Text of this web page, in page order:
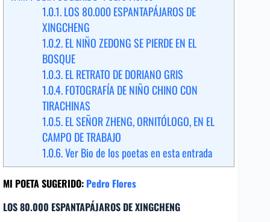
1.0.1.LOS 80.000 ESPANTAPÁJAROS DE
XINGCHENG
1.0.2.EL NIÑO ZEDONG SE PIERDE EN EL
BOSQUE
1.0.3.EL RETRATO DE DORIANO GRIS
1.0.4.FOTOGRAFÍA DE NIÑO CHINO CON
TIRACHINAS
1.0.5.EL SEÑOR ZHENG, ORNITÓLOGO, EN EL
CAMPO DE TRABAJO
1.0.6.Ver Bio de los poetas en esta entrada
MI POETA SUGERIDO: Pedro Flores
LOS 80.000 ESPANTAPÁJAROS DE XINGCHENG